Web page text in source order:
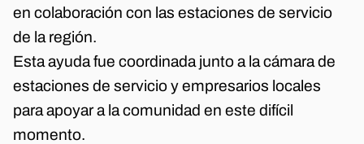
en colaboración con las estaciones de servicio
de la región.
Esta ayuda fue coordinada junto a la cámara de
estaciones de servicio y empresarios locales
para apoyar a la comunidad en este difícil
momento.